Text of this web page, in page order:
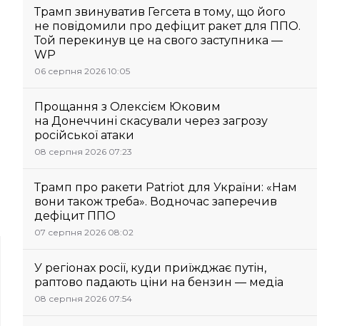
Трамп звинуватив Гегсета в тому, що його
не повідомили про дефіцит ракет для ППО.
Той перекинув це на свого заступника —
WP
06 серпня 2026 10:05
Прощання з Олексієм Юковим
на Донеччині скасували через загрозу
російської атаки
08 серпня 2026 07:23
Трамп про ракети Patriot для України: «Нам
вони також треба». Водночас заперечив
дефіцит ППО
07 серпня 2026 08:02
У регіонах росії, куди приїжджає путін,
раптово падають ціни на бензин — медіа
08 серпня 2026 07:54